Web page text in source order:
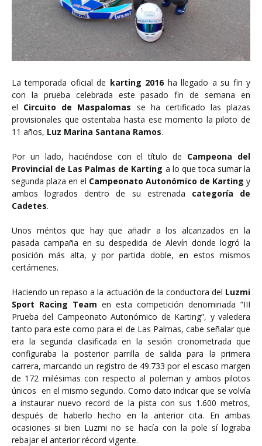
La temporada oficial de karting 2016 ha llegado a su fin y
con la prueba celebrada este pasado fin de semana en
el Circuito de Maspalomas se ha certificado las plazas
provisionales que ostentaba hasta ese momento la piloto de
11 años, Luz Marina Santana Ramos.
Por un lado, haciéndose con el título de Campeona del
Provincial de Las Palmas de Karting a lo que toca sumar la
segunda plaza en el Campeonato Autonómico de Karting y
ambos logrados dentro de su estrenada categoría de
Cadetes.
Unos méritos que hay que añadir a los alcanzados en la
pasada campaña en su despedida de Alevín donde logró la
posición más alta, y por partida doble, en estos mismos
certámenes.
Haciendo un repaso a la actuación de la conductora del Luzmi
Sport Racing Team en esta competición denominada “III
Prueba del Campeonato Autonómico de Karting”, y valedera
tanto para este como para el de Las Palmas, cabe señalar que
era la segunda clasificada en la sesión cronometrada que
configuraba la posterior parrilla de salida para la primera
carrera, marcando un registro de 49.733 por el escaso margen
de 172 milésimas con respecto al poleman y ambos pilotos
únicos en el mismo segundo. Como dato indicar que se volvía
a instaurar nuevo record de la pista con sus 1.600 metros,
después de haberlo hecho en la anterior cita. En ambas
ocasiones si bien Luzmi no se hacía con la pole sí lograba
rebajar el anterior récord vigente.